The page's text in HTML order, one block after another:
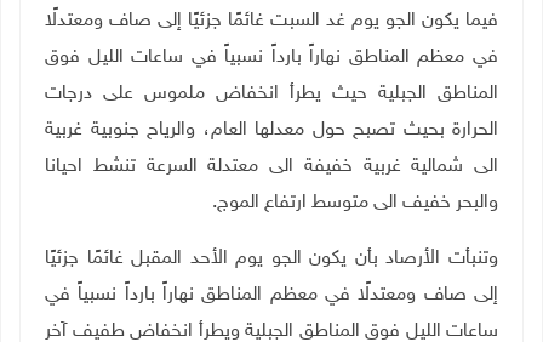
فيما يكون الجو يوم غد السبت غائمًا جزئيًا إلى صاف ومعتدلًا
في معظم المناطق نهاراً بارداً نسبياً في ساعات الليل فوق
المناطق الجبلية حيث يطرأ انخفاض ملموس على درجات
الحرارة بحيث تصبح حول معدلها العام، والرياح جنوبية غربية
الى شمالية غربية خفيفة الى معتدلة السرعة تنشط احيانا
والبحر خفيف الى متوسط ارتفاع الموج.
وتنبأت الأرصاد بأن يكون الجو يوم الأحد المقبل غائمًا جزئيًا
إلى صاف ومعتدلًا في معظم المناطق نهاراً بارداً نسبياً في
ساعات الليل فوق المناطق الجبلية ويطرأ انخفاض طفيف آخر